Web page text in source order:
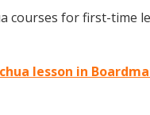
courses for first-time
lesson in